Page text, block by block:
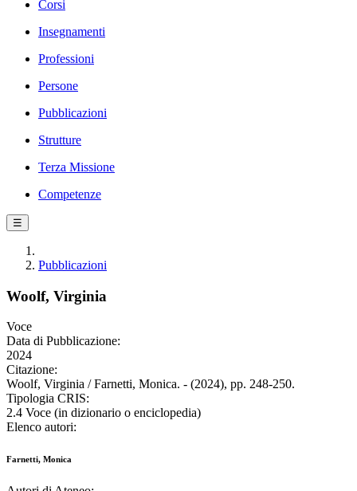
Corsi
Insegnamenti
Professioni
Persone
Pubblicazioni
Strutture
Terza Missione
Competenze
☰
Pubblicazioni
Woolf, Virginia
Voce
Data di Pubblicazione:
2024
Citazione:
Woolf, Virginia / Farnetti, Monica. - (2024), pp. 248-250.
Tipologia CRIS:
2.4 Voce (in dizionario o enciclopedia)
Elenco autori:
Farnetti, Monica